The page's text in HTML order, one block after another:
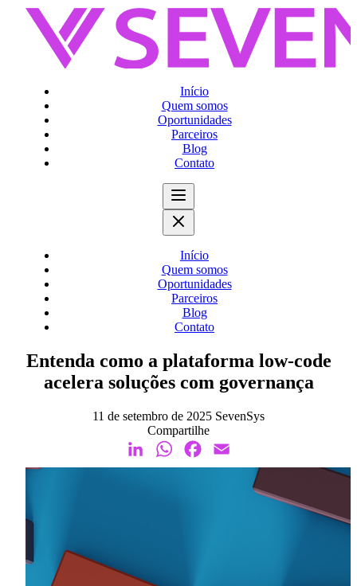
Início
Quem somos
Oportunidades
Parceiros
Blog
Contato
Início
Quem somos
Oportunidades
Parceiros
Blog
Contato
Entenda como a plataforma low-code
acelera soluções com governança
11 de setembro de 2025 SevenSys
Compartilhe
LinkedInWhatsAppFacebook